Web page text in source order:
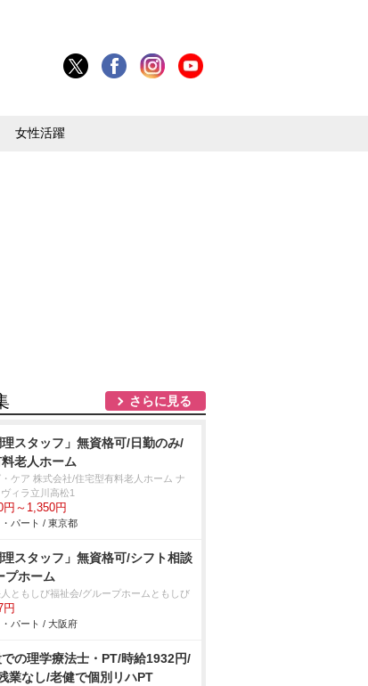
女性活躍
さらに見る
理スタッフ」無資格可/日勤のみ/
老人ホーム
ケア 株式会社/住宅型有料老人ホーム ナ
ィラ立川高松1
～1,350円
パート / 東京都
理スタッフ」無資格可/シフト相談
プホーム
ともしび福祉会/グループホームともしび
円
パート / 大阪府
の理学療法士・PT/時給1932円/
業なし/老健で個別リハPT